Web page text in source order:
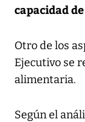
capacidad
Otro de los
Ejecutivo se
alimentaria.
Según el